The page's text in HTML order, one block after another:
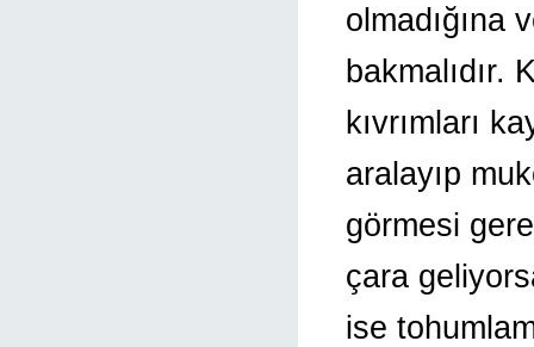
olmadığına
bakmalıdır.
kıvrımları
aralayıp
görmesi
çara
ise